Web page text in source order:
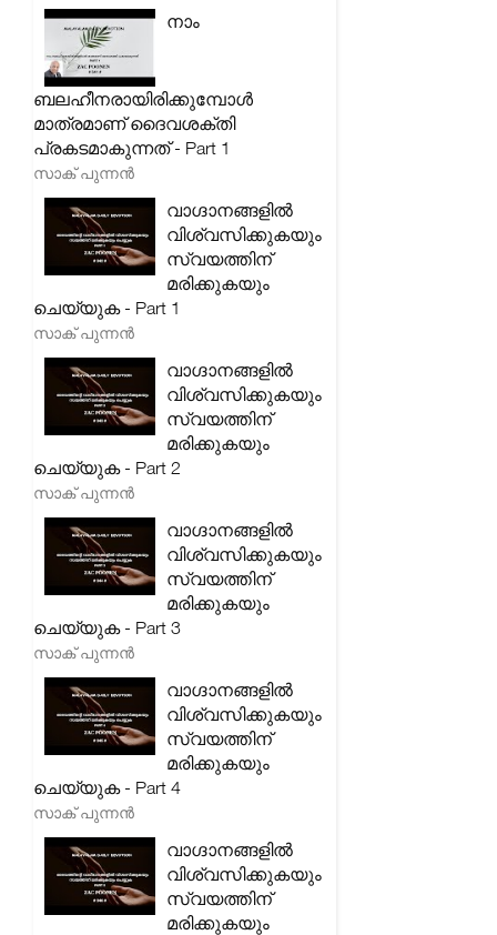
നാം
ബലഹീനരായിരിക്കുമ്പോൾ
മാത്രമാണ് ദൈവശക്തി
പ്രകടമാകുന്നത് - Part 1
സാക് പുന്നൻ
വാഗ്ദാനങ്ങളിൽ
വിശ്വസിക്കുകയും
സ്വയത്തിന്
മരിക്കുകയും
ചെയ്യുക - Part 1
സാക് പുന്നൻ
വാഗ്ദാനങ്ങളിൽ
വിശ്വസിക്കുകയും
സ്വയത്തിന്
മരിക്കുകയും
ചെയ്യുക - Part 2
സാക് പുന്നൻ
വാഗ്ദാനങ്ങളിൽ
വിശ്വസിക്കുകയും
സ്വയത്തിന്
മരിക്കുകയും
ചെയ്യുക - Part 3
സാക് പുന്നൻ
വാഗ്ദാനങ്ങളിൽ
വിശ്വസിക്കുകയും
സ്വയത്തിന്
മരിക്കുകയും
ചെയ്യുക - Part 4
സാക് പുന്നൻ
വാഗ്ദാനങ്ങളിൽ
വിശ്വസിക്കുകയും
സ്വയത്തിന്
മരിക്കുകയും